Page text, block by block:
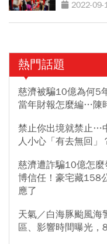
2022-09-
熱門話題
慈濟被騙10億為何5
當年財報怎麼編…陳
禁止你出境就禁止…
人小心「有去無回」
慈濟遭詐騙10億怎
博信任！豪宅藏158
應了
天氣／白海豚颱風海
區、影響時間曝光